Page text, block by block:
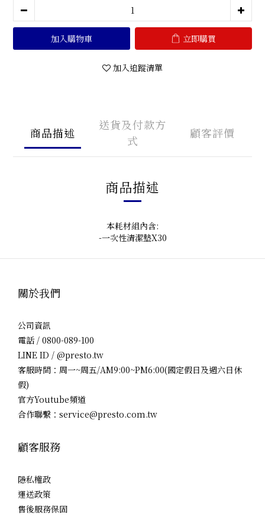
加入購物車 立即購買
加入追蹤清單
商品描述
送貨及付款方
式
顧客評價
商品描述
本耗材組內含:
-一次性清潔墊X30
關於我們
公司資訊
電話 / 0800-089-100
LINE ID / @presto.tw
客服時間：周一~周五/AM9:00~PM6:00(國定假日及週六日休
假)
官方Youtube頻道
合作聯繫：service@presto.com.tw
顧客服務
隱私權政
運送政策
售後服務保固